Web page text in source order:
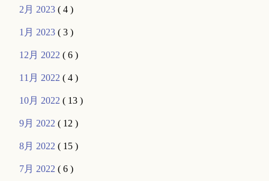
2月 2023( 4 )
1月 2023( 3 )
12月 2022( 6 )
11月 2022( 4 )
10月 2022( 13 )
9月 2022( 12 )
8月 2022( 15 )
7月 2022( 6 )